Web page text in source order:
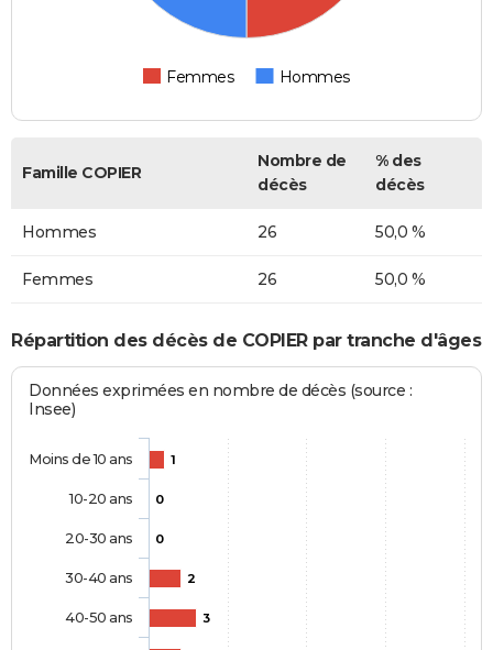
Femmes Hommes
Famille COPIER
Nombre de
décès
% des
décès
Hommes 26 50,0 %
Femmes 26 50,0 %
Répartition des décès de COPIER par tranche d'âges
Données exprimées en nombre de décès (source :
Insee)
1
0
0
2
3
Moins de 10 ans
10-20 ans
20-30 ans
30-40 ans
40-50 ans